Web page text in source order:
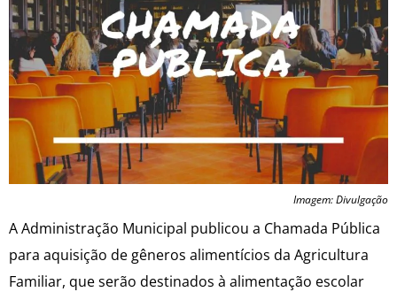
Imagem: Divulgação
A Administração Municipal publicou a Chamada Pública
para aquisição de gêneros alimentícios da Agricultura
Familiar, que serão destinados à alimentação escolar